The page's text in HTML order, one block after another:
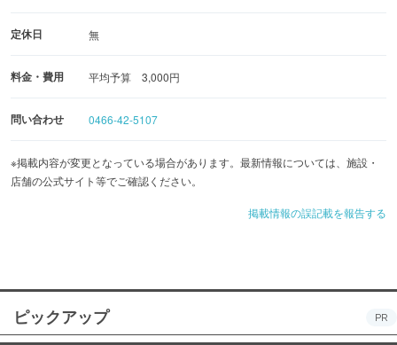
定休日 無
料金・費用 平均予算 3,000円
問い合わせ 0466-42-5107
※掲載内容が変更となっている場合があります。最新情報については、施設・
店舗の公式サイト等でご確認ください。
掲載情報の誤記載を報告する
ピックアップ PR